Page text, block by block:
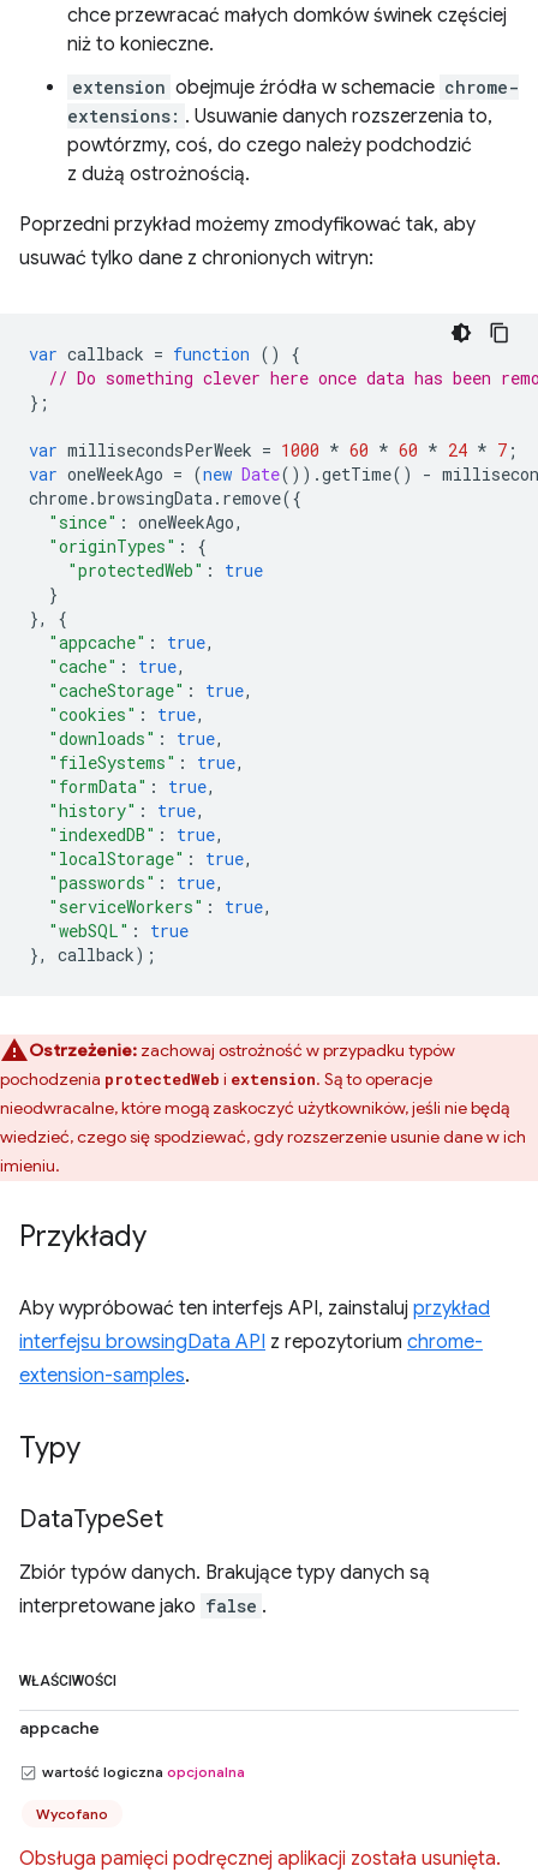
chce przewracać małych domków świnek częściej
niż to konieczne.
extension obejmuje źródła w schemacie chrome-
extensions: . Usuwanie danych rozszerzenia to,
powtórzmy, coś, do czego należy podchodzić
z dużą ostrożnością.
Poprzedni przykład możemy zmodyfikować tak, aby
usuwać tylko dane z chronionych witryn:
var callback = function ()
{
// Do something clever here once data has been
};
var millisecondsPerWeek = 1000 * 60 * 60 * 24 * 7 ;
var oneWeekAgo = (new Date()).getTime() -
chrome.browsingData. remove({
"since" : oneWeekAgo,
"originTypes" :
{
"protectedWeb" :
true
}
},
{
"appcache" : true,
"cache" : true,
"cacheStorage" : true,
"cookies" : true,
"downloads" : true,
"fileSystems" : true,
"formData" : true,
"history" : true,
"indexedDB" : true,
"localStorage" : true,
"passwords" : true,
"serviceWorkers" : true,
"webSQL" :
true
},
callback);
Ostrzeżenie: zachowaj ostrożność w przypadku typów
pochodzenia protectedWeb i extension. Są to operacje
nieodwracalne, które mogą zaskoczyć użytkowników, jeśli nie będą
wiedzieć, czego się spodziewać, gdy rozszerzenie usunie dane w ich
imieniu.
Przykłady
Aby wypróbować ten interfejs API, zainstaluj przykład
interfejsu browsingData API z repozytorium chrome-
extension-samples.
Typy
DataTypeSet
Zbiór typów danych. Brakujące typy danych są
interpretowane jako false .
WŁAŚCIWOŚCI
appcache
wartość logiczna opcjonalna
Wycofano
Obsługa pamięci podręcznej aplikacji została usunięta.